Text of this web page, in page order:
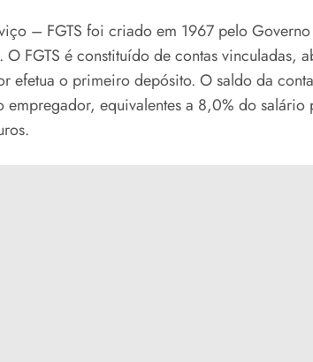
– FGTS foi criado em 1967 pelo
FGTS é constituído de contas vinculadas,
efetua o primeiro depósito. O saldo da
empregador, equivalentes a 8,0% do